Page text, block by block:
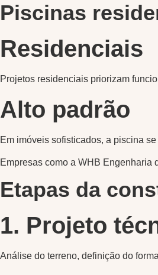
Piscinas
Residenciais
Projetos residenciais priorizam
Alto padrão
Em imóveis sofisticados, a piscina
Empresas como a WHB Engenharia
Etapas da
1. Projeto
Análise do terreno, definição do